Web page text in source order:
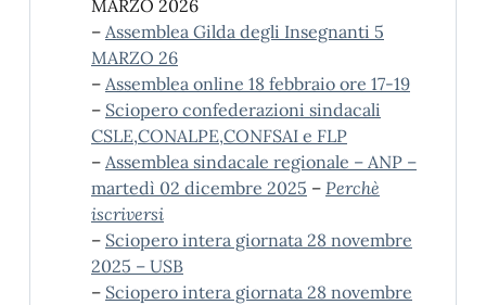
MARZO 2026
– Assemblea Gilda degli Insegnanti 5
MARZO 26
– Assemblea online 18 febbraio ore 17-19
– Sciopero confederazioni sindacali
CSLE,CONALPE,CONFSAI e FLP
– Assemblea sindacale regionale – ANP –
martedì 02 dicembre 2025 – Perchè
iscriversi
– Sciopero intera giornata 28 novembre
2025 – USB
– Sciopero intera giornata 28 novembre